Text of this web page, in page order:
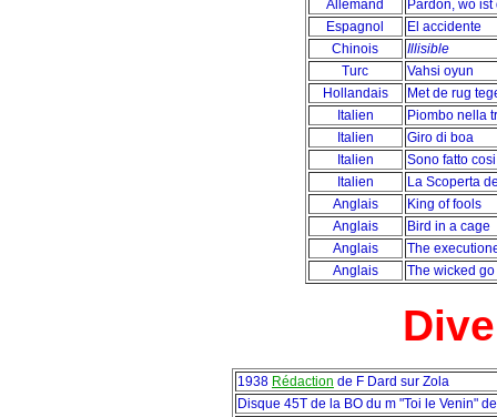
Allemand
Pardon, wo
Espagnol
El accidente
Chinois
Illisible
Turc
Vahsi oyun
Hollandais
Met de rug
Italien
Piombo nella
Italien
Giro di boa
Italien
Sono fatto cosi
Italien
La Scoperta
Anglais
King of fools
Anglais
Bird in a cage
Anglais
The
Anglais
The wicked
1938 Rédaction de F Dard sur Zola
Disque 45T de la BO du m "Toi le Venin"